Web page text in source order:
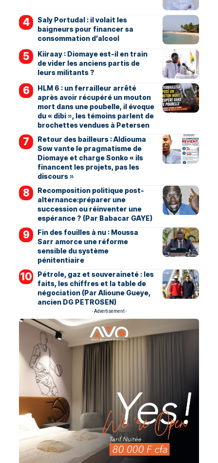
Saly Portudal : il volait les
baigneurs pour financer sa
consommation d’alcool
Kiiraay : Diomaye est-il en train
de vider les anciens partis de
leurs militants ?
HLM 6 : un ferrailleur arrêté
après avoir récupéré un mouton
mort dans une poubelle, il évoque
du « dibi », les témoins parlent de
brochettes vendues à Petersen
Retour des bailleurs : Aldiouma
Sow vante le pragmatisme de
Diomaye et charge Sonko « ils
financent les projets, pas les
discours »
Recomposition politique post-
alternance:préparer une
succession ou réinventer une
espérance ? (Par Babacar GAYE)
Fin des fouilles à nu : Moussa
Sarr amorce une réforme
sensible du système
pénitentiaire
Pétrole, gaz et souveraineté : les
faits, les chiffres et la table de
négociation (Par Alioune Gueye,
ancien DG PETROSEN)
- Advertisement -